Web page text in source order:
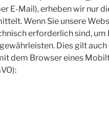
E-Mail), erheben wir nur
Wenn Sie unsere
erforderlich sind, um
Dies gilt auch
dem Browser eines